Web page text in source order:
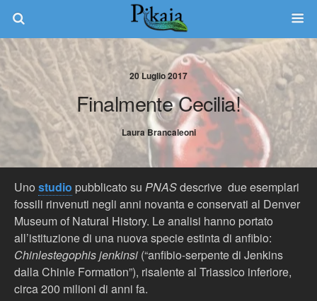
20 Luglio 2017
Finalmente Cecilia!
Laura Brancaleoni
Uno studio pubblicato su PNASdescrive due esemplari
fossili rinvenuti negli anni novanta e conservati al Denver
Museum of Natural History. Le analisi hanno portato
all’istituzione di una nuova specie estinta di anfibio:
Chinlestegophis jenkinsi (“anfibio-serpente di Jenkins
dalla Chinle Formation”), risalente al Triassico inferiore,
circa 200 milioni di anni fa.